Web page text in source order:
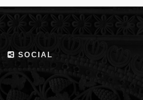
SOCIAL